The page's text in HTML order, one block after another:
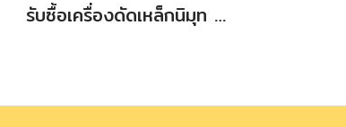
รับซื้อเครื่องดัดเหล็กนิมุท 32 mm. (นิมุท)